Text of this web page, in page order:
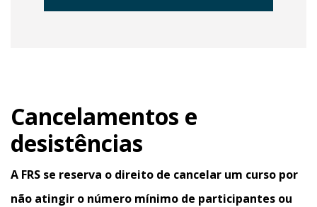
Cancelamentos e
desistências
A FRS se reserva o direito de cancelar um curso por
não atingir o número mínimo de participantes ou